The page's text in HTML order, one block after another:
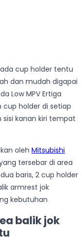
cup holder tentu
dan mudah digapai
Low MPV Ertiga
cup holder di setiap
kanan kiri tempat
oleh Mitsubishi
tersebar di area
baris, 2 cup holder
armrest jok
kebutuhan
balik jok